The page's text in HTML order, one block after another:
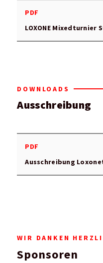
PDF
LOXONE
DOWNLOADS
Ausschreibung
PDF
Ausschreibung
WIR DANKEN
Sponsoren